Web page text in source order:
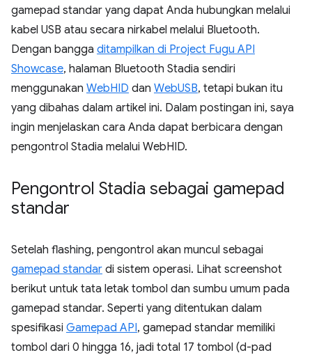
gamepad standar yang dapat Anda hubungkan melalui
kabel USB atau secara nirkabel melalui Bluetooth.
Dengan bangga ditampilkan di Project Fugu API
Showcase, halaman Bluetooth Stadia sendiri
menggunakan WebHID dan WebUSB, tetapi bukan itu
yang dibahas dalam artikel ini. Dalam postingan ini, saya
ingin menjelaskan cara Anda dapat berbicara dengan
pengontrol Stadia melalui WebHID.
Pengontrol Stadia sebagai gamepad
standar
Setelah flashing, pengontrol akan muncul sebagai
gamepad standar di sistem operasi. Lihat screenshot
berikut untuk tata letak tombol dan sumbu umum pada
gamepad standar. Seperti yang ditentukan dalam
spesifikasi Gamepad API, gamepad standar memiliki
tombol dari 0 hingga 16, jadi total 17 tombol (d-pad